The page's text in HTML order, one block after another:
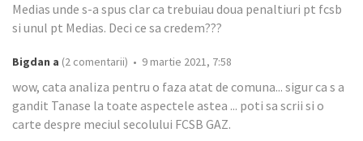
Medias unde s-a spus clar ca trebuiau doua penaltiuri pt fcsb
si unul pt Medias. Deci ce sa credem???
Bigdan a (2 comentarii) • 9 martie 2021, 7:58
wow, cata analiza pentru o faza atat de comuna... sigur ca s a
gandit Tanase la toate aspectele astea ... poti sa scrii si o
carte despre meciul secolului FCSB GAZ.